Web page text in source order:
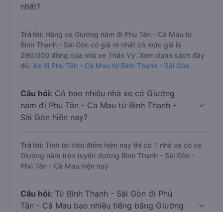
nhất?
Trả lời: Hãng xe Giường nằm đi Phú Tân - Cà Mau từ
Bình Thạnh - Sài Gòn có giá rẻ nhất có mức giá là
290.000 đồng của nhà xe Thảo Vy. Xem danh sách đầy
đủ: Xe đi Phú Tân - Cà Mau từ Bình Thạnh - Sài Gòn
Câu hỏi: Có bao nhiêu nhà xe có Giường
nằm đi Phú Tân - Cà Mau từ Bình Thạnh -
Sài Gòn hiện nay?
Trả lời: Tính tới thời điểm hiện nay thì có 1 nhà xe có xe
Giường nằm trên tuyến đường Bình Thạnh - Sài Gòn -
Phú Tân - Cà Mau hiện nay
Câu hỏi: Từ Bình Thạnh - Sài Gòn đi Phú
Tân - Cà Mau bao nhiêu tiếng bằng Giường